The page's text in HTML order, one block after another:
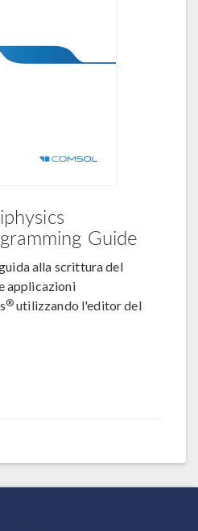
Guide
alla scrittura del
applicazioni
® utilizzando l'editor del